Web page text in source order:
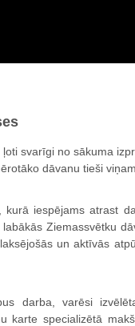
svarīgi no sākuma
dāvanu tieši
iespējams atrast
Ziemassvētku
un aktīvās
darba, varēsi
karte specializētā